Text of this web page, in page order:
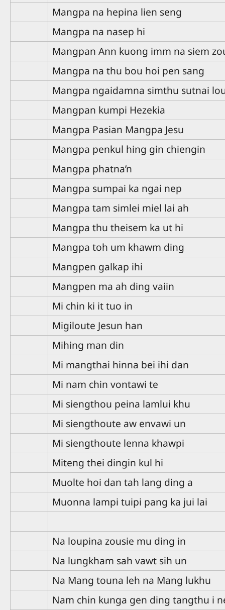
Mangpa na hepina lien seng
Mangpa na nasep hi
Mangpan Ann kuong imm na siem
Mangpa na thu bou hoi pen sang
Mangpa ngaidamna simthu sutnai
Mangpan kumpi Hezekia
Mangpa Pasian Mangpa Jesu
Mangpa penkul hing gin chiengin
Mangpa phatna’n
Mangpa sumpai ka ngai nep
Mangpa tam simlei miel lai ah
Mangpa thu theisem ka ut hi
Mangpa toh um khawm ding
Mangpen galkap ihi
Mangpen ma ah ding vaiin
Mi chin ki it tuo in
Migiloute Jesun han
Mihing man din
Mi mangthai hinna bei ihi dan
Mi nam chin vontawi te
Mi siengthou peina lamlui khu
Mi siengthoute aw envawi un
Mi siengthoute lenna khawpi
Miteng thei dingin kul hi
Muolte hoi dan tah lang ding a
Muonna lampi tuipi pang ka jui lai
Na loupina zousie mu ding in
Na lungkham sah vawt sih un
Na Mang touna leh na Mang lukhu
Nam chin kunga gen ding tangthu i